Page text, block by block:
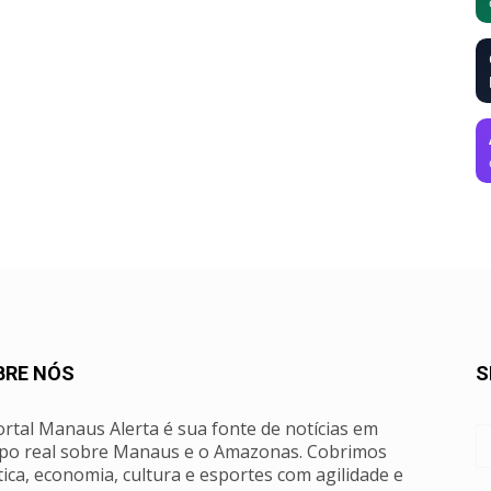
NÓS
Manaus Alerta é sua fonte de notícias em
real sobre Manaus e o Amazonas. Cobrimos
economia, cultura e esportes com agilidade e